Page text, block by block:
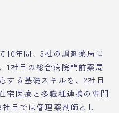
10年間、3社の調剤薬局に
1社目の総合病院門前薬局
する基礎スキルを、2社目
宅医療と多職種連携の専門
目では管理薬剤師とし